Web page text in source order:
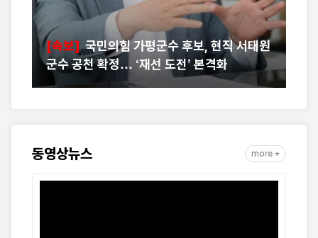
[속보] 국민의힘 가평군수 후보, 현직 서태원
군수 공천 확정… ‘재선 도전’ 본격화
동영상뉴스 more +